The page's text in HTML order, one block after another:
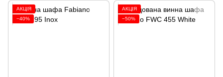
АКЦІЯ
−40%
АКЦІЯ
−50%